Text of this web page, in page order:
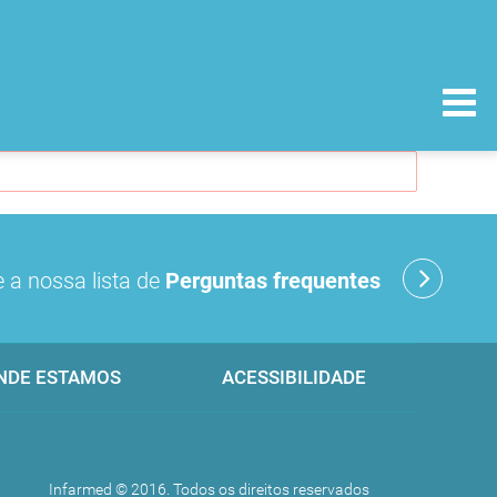
a nossa lista de Perguntas frequentes
ESTAMOS ACESSIBILIDADE
Infarmed © 2016. Todos os direitos reservados